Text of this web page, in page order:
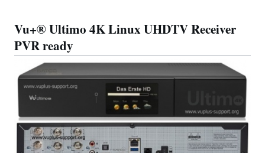
Vu+® Ultimo 4K Linux UHDTV Receiver
PVR ready